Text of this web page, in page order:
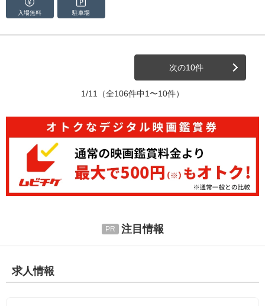
入場無料 駐車場
次の10件
1/11 （全106件中1〜10件）
注目情報
求人情報